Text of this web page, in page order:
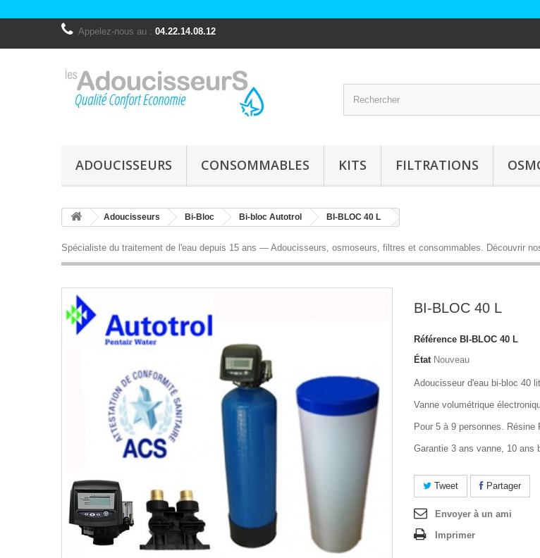
Appelez-nous au : 04.22.14.08.12
ADOUCISSEURS CONSOMMABLES KITS FILTRATIONS
Adoucisseurs Bi-Bloc Bi-bloc Autotrol BI-BLOC 40 L
Spécialiste du traitement de l'eau depuis 15 ans — Adoucisseurs, osmoseurs, filtres et consommables. Découvrir
BI-BLOC 40 L
Référence BI-BLOC 40 L
État Nouveau
Adoucisseur d'eau bi-bloc 40
Vanne volumétrique
Pour 5 à 9 personnes.
Garantie 3 ans vanne, 10 ans
Tweet Partager
Envoyer à un ami
Imprimer